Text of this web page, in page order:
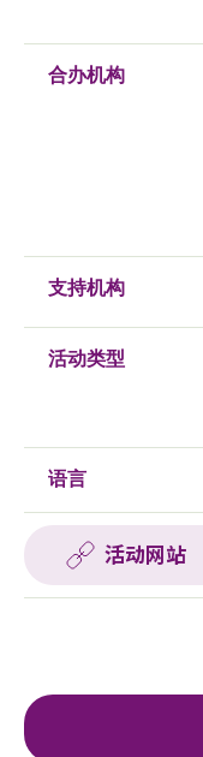
合办机构
支持机构
活动类型
语言
活动网站